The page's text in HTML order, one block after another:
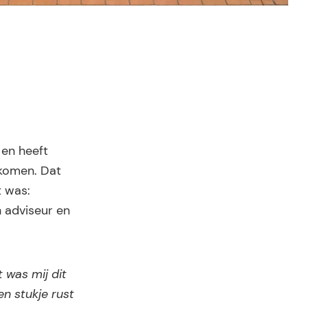
heeft
Dat
was:
adviseur en
was mij dit
stukje rust